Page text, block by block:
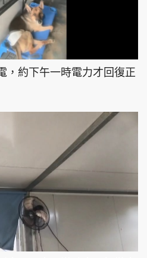
，約下午一時電力才回復正